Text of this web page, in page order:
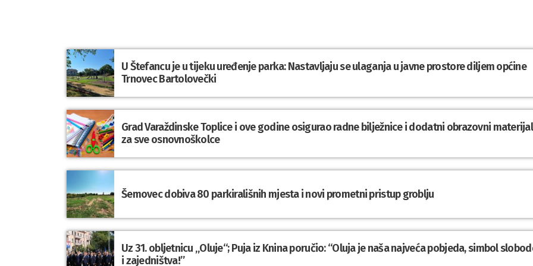
U Štefancu je u tijeku uređenje parka: Nastavljaju se ulaganja u javne prostore diljem općine
Trnovec Bartolovečki
Grad Varaždinske Toplice i ove godine osigurao radne bilježnice i dodatni obrazovni materijal
za sve osnovnoškolce
Šemovec dobiva 80 parkirališnih mjesta i novi prometni pristup groblju
Uz 31. obljetnicu „Oluje“; Puja iz Knina poručio: “Oluja je naša najveća pobjeda, simbol
i zajedništva!”